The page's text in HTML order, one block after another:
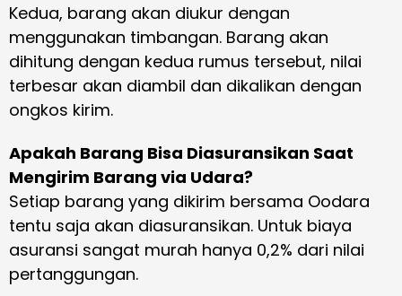
Kedua, barang akan diukur dengan
menggunakan timbangan. Barang akan
dihitung dengan kedua rumus tersebut, nilai
terbesar akan diambil dan dikalikan dengan
ongkos kirim.
Apakah Barang Bisa Diasuransikan Saat
Mengirim Barang via Udara?
Setiap barang yang dikirim bersama Oodara
tentu saja akan diasuransikan. Untuk biaya
asuransi sangat murah hanya 0,2% dari nilai
pertanggungan.